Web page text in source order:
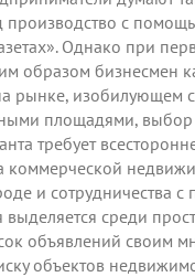
производство с
Однако при
образом бизнесмен
рынке, изобилующем
площадями,
требует
коммерческой
и сотрудничества с
среди
объявлений своим
объектов